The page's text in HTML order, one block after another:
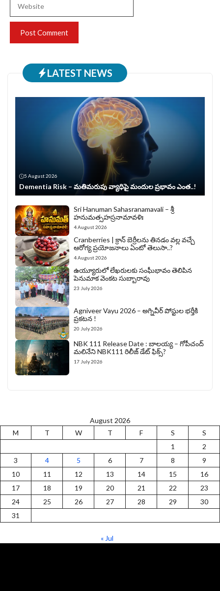
LATEST NEWS
5 August 2026
Dementia Risk – మతిమరుపు వ్యాధిపై మందుల ప్రభావం ఎంత..!
Sri Hanuman Sahasranamavali – శ్రీ
హనుమత్సహస్రనామావళిః
4 August 2026
Cranberries | క్రాన్ బెర్రీల‌ను తిన‌డం వ‌ల్ల వచ్చే
ఆరోగ్య ప్రయోజనాలు ఏంటో తెలుసా..?
4 August 2026
ఉయ్యూరులో లేఖరులకు సంఘీభావం తెలిపిన
పెనుమాక వెంకట సుబ్బారావు
23 July 2026
Agniveer Vayu 2026 – అగ్నివీర్‌ పోస్టుల భర్తీకి
ప్రకటన !
20 July 2026
NBK 111 Release Date : బాలయ్య – గోపీచంద్
మలినేని NBK111 రిలీజ్ డేట్ ఫిక్స్?
17 July 2026
August 2026
M
T W T F S
S
1
2
3
4 5 6 7 8
9
10
11 12 13 14 15
16
17
18 19 20 21 22
23
24
25 26 27 28 29
30
31
« Jul